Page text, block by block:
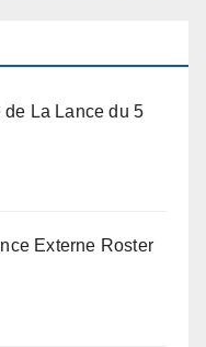
La Lance du 5
Externe Roster